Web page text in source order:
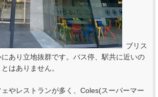
ブリス
あり立地抜群です。バス停、駅共に近いの
はありません。
やレストランが多く、Coles(スーパーマー